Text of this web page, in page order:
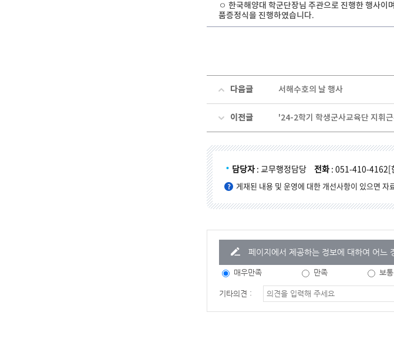
ㅇ 한국해양대 학군단장님 주관으로 진행한 행사
품증정식을 진행하였습니다.
다음글 서해수호의 날 행사
이전글 '24-2학기 학생군사교육단 지휘
담당자 : 교무행정담당 전화 : 051-410-4162[
게재된 내용 및 운영에 대한 개선사항이 있으면
페이지에서 제공하는 정보에 대하여 어느
매우만족 만족 보통
기타의견 :